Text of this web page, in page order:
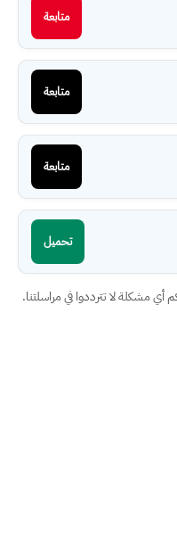
متابعة
متابعة
متابعة
تحميل
مشكلة لا تترددوا في مراسلتنا.